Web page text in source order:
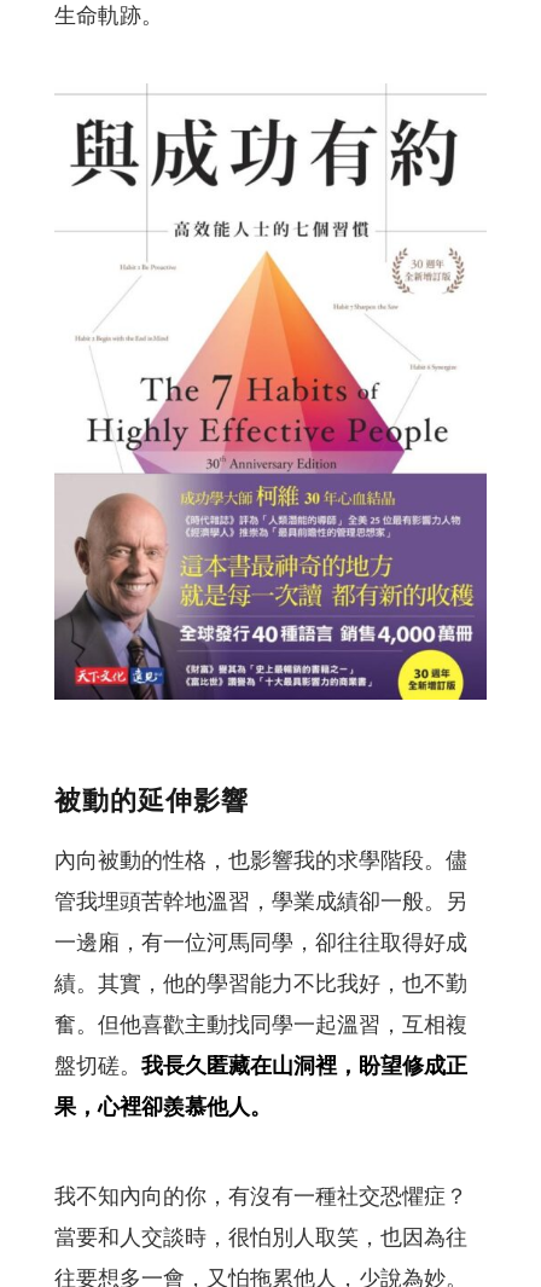
生命軌跡。
被動的延伸影響
內向被動的性格，也影響我的求學階段。儘
管我埋頭苦幹地溫習，學業成績卻一般。另
一邊廂，有一位河馬同學，卻往往取得好成
績。其實，他的學習能力不比我好，也不勤
奮。但他喜歡主動找同學一起溫習，互相複
盤切磋。 我長久匿藏在山洞裡，盼望修成正
果，心裡卻羨慕他人。
我不知內向的你，有沒有一種社交恐懼症？
當要和人交談時，很怕別人取笑，也因為往
往要想多一會，又怕拖累他人，少說為妙。